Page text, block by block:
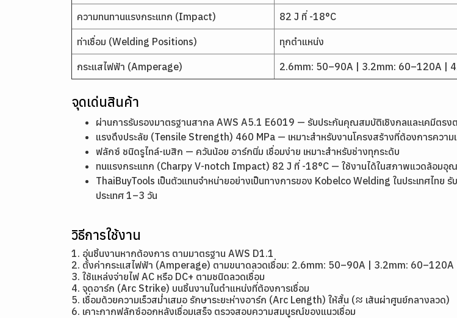
ความทนทานแรงกระแทก (Impact) 82 J ที่ -18°C
ท่าเชื่อม (Welding Positions) ทุกตำแหน่ง
กระแสไฟฟ้า (Amperage) 2.6mm: 50–90A | 3.2mm: 60–120A |
จุดเด่นสินค้า
ผ่านการรับรองมาตรฐานสากล AWS A5.1 E6019 — รับประกันคุณสมบัติเชิงกลและเคมีตรง
แรงดึงประลัย (Tensile Strength) 460 MPa — เหมาะสำหรับงานโครงสร้างที่ต้องการควา
ฟลักซ์ ชนิดรูไทล์-เบสิก — ควันน้อย อาร์กนิ่ม เชื่อมง่าย เหมาะสำหรับช่างทุกระดับ
ทนแรงกระแทก (Charpy V-notch Impact) 82 J ที่ -18°C — ใช้งานได้ในสภาพแวดล้อมอุ
ThaiBuyTools เป็นตัวแทนจำหน่ายอย่างเป็นทางการของ Kobelco Welding ในประเทศไท
ประเทศ 1–3 วัน
วิธีการใช้งาน
1. อุ่นชิ้นงานหากต้องการ ตามมาตรฐาน AWS D1.1
2. ตั้งค่ากระแสไฟฟ้า (Amperage) ตามขนาดลวดเชื่อม: 2.6mm: 50–90A | 3.2mm:
3. ใช้แหล่งจ่ายไฟ AC หรือ DC+ ตามชนิดลวดเชื่อม
4. จุดอาร์ก (Arc Strike) บนชิ้นงานในตำแหน่งที่ต้องการเชื่อม
5. เชื่อมด้วยความเร็วสม่ำเสมอ รักษาระยะห่างอาร์ก (Arc Length) ให้สั้น (≈ เส้นผ่าศูนย์กลางลวด)
6. เคาะกากฟลักซ์ออกหลังเชื่อมเสร็จ ตรวจสอบความสมบูรณ์ของแนวเชื่อม